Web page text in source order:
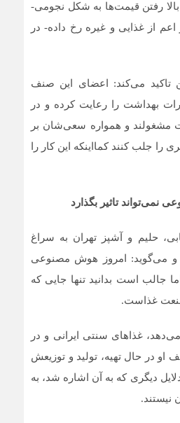
بالا رفتن قیمت‌ها به شکل نجومی-
اعم از غذایی و غیره رخ داده- در
تاکید می‌کند: اعضای این صنف
بهداشت را رعایت کرده و در
مشغولند و همواره سعی‌شان بر
را جلب کنند کمااینکه این کار را
نمی‌تواند تاثیر بگذارد
حلیم و آشپز تهران به سراغ
می‌گوید: امروز هوش مصنوعی
جالب است بدانید تنها جایی که
صنعت غذاست.
غذاهای سنتی ایرانی و در
او در حال تهیه، تولید و توزیعش
دیگری که به آن اشاره شد، به